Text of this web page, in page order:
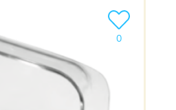
0
Ajouter le